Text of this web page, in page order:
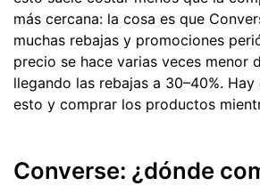
más cercana: la cosa es que
muchas rebajas y promociones
precio se hace varias veces menor
llegando las rebajas a 30–40%.
esto y comprar los productos
Converse: ¿dónde